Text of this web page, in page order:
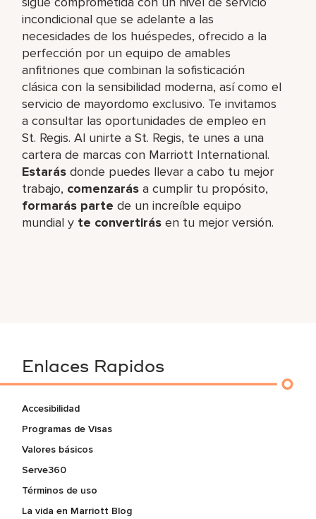
incondicional que se adelante a las
necesidades de los huéspedes, ofrecido a la
perfección por un equipo de amables
anfitriones que combinan la sofisticación
clásica con la sensibilidad moderna, así como el
servicio de mayordomo exclusivo. Te invitamos
a consultar las oportunidades de empleo en
St. Regis. Al unirte a St. Regis, te unes a una
cartera de marcas con Marriott International.
Estarás donde puedes llevar a cabo tu mejor
trabajo,​ comenzarás a cumplir tu propósito,
formarás parte de un increíble​ equipo
mundial y te convertirás en tu mejor versión.
Enlaces Rapidos
Accesibilidad
Programas de Visas
Valores básicos
Serve360
Términos de uso
La vida en Marriott Blog